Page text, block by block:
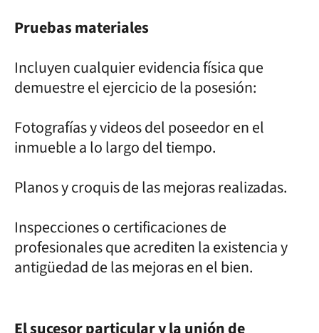
Pruebas materiales
Incluyen cualquier evidencia física que
demuestre el ejercicio de la posesión:
Fotografías y videos del poseedor en el
inmueble a lo largo del tiempo.
Planos y croquis de las mejoras realizadas.
Inspecciones o certificaciones de
profesionales que acrediten la existencia y
antigüedad de las mejoras en el bien.